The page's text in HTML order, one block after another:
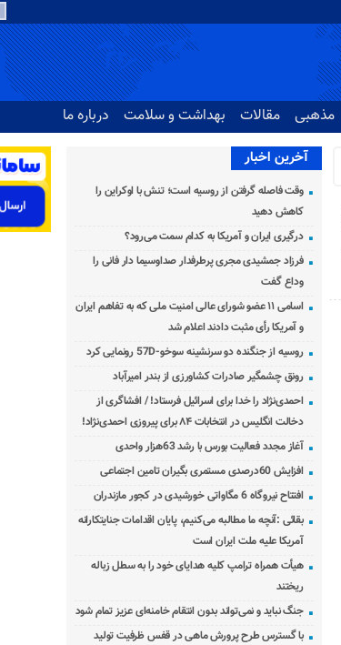
مذهبی مقالات بهداشت و سلامت درباره ما
آخرین اخبار
وقت فاصله گرفتن از روسیه است؛ تنش با اوکراین را
کاهش دهید
درگیری ایران و آمریکا به کدام سمت می‌رود؟
فرزاد جمشیدی مجری پرطرفدار صداوسیما دار فانی را
وداع گفت
اسامی ۱۱ عضو شورای عالی امنیت ملی که به تفاهم ایران
و آمریکا رأی مثبت دادند اعلام شد
روسیه از جنگنده دو سرنشینه سوخو-57D رونمایی کرد
رونق چشمگیر صادرات کشاورزی از بندر امیرآباد
احمدی‌نژاد را خدا برای اسرائیل فرستاد! / افشاگری از
دخالت انگلیس در انتخابات ۸۴ برای پیروزی احمدی‌نژاد!
آغاز مجدد فعالیت بورس با رشد 63هزار واحدی
افزایش 60درصدی مستمری بگیران تامین اجتماعی
افتتاح نیروگاه 6 مگاواتی خورشیدی در کجور مازندران
بقائی :آنچه ما مطالبه می‌کنیم، پایان اقدامات جنایتکارانه
آمریکا علیه ملت ایران است
هیأت همراه ترامپ کلیه هدایای خود را به سطل زباله
ریختند
جنگ نباید و نمی‌تواند بدون انتقام خامنه‌ای عزیز تمام شود
با گسترس طرح پرورش ماهی در قفس ظرفیت تولید